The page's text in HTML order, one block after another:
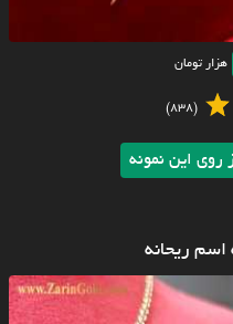
هزار تومان
(838)
این نمونه
اسم ریحانه